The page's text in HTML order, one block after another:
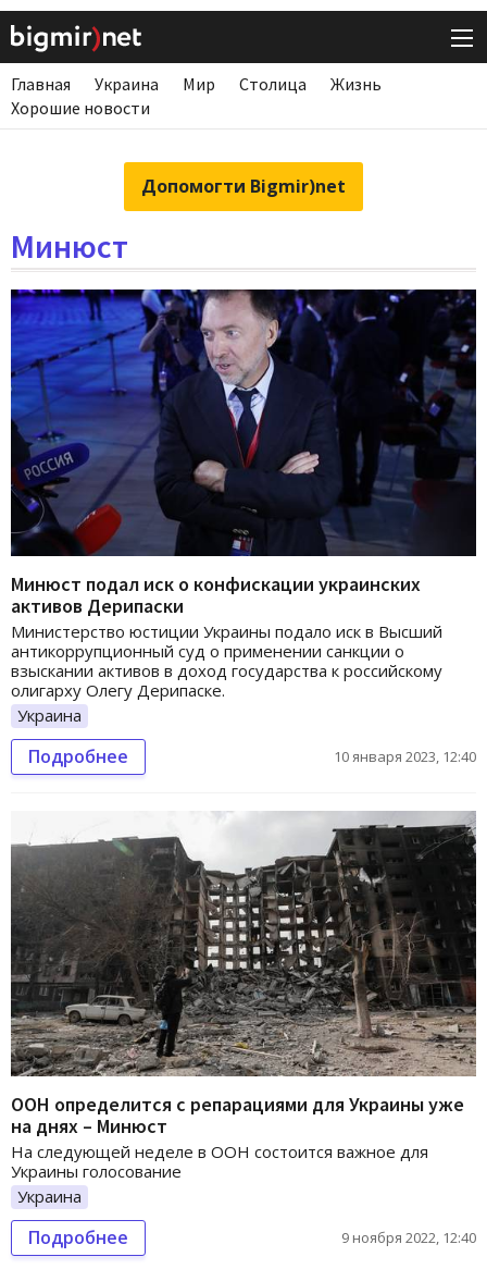
Главная Украина Мир Столица
Жизнь
Хорошие новости
Допомогти Bigmir)net
Минюст
Минюст подал иск о конфискации украинских
активов Дерипаски
Министерство юстиции Украины подало иск в Высший
антикоррупционный суд о применении санкции о
взыскании активов в доход государства к российскому
олигарху Олегу Дерипаске.
Украина
Подробнее 10 января 2023, 12:40
ООН определится с репарациями для Украины уже
на днях – Минюст
На следующей неделе в ООН состоится важное для
Украины голосование
Украина
Подробнее 9 ноября 2022, 12:40